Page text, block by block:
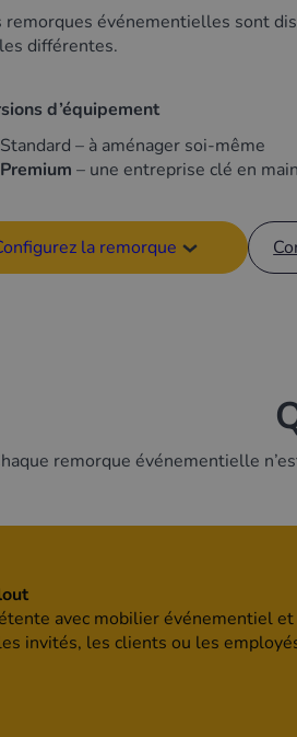
remorques événementielles sont
différentes.
d’équipement
Standard – à aménager soi-même
Premium– une entreprise clé en
la remorque
remorque événementielle
avec mobilier événementiel
invités, les clients ou les